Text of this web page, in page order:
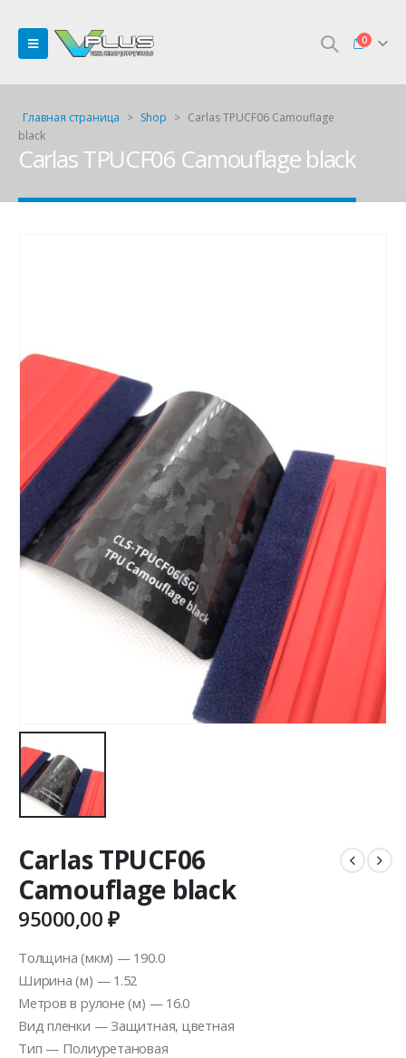
0
Главная страница > Shop > Carlas TPUCF06 Camouflage
black
Carlas TPUCF06 Camouflage black
Carlas TPUCF06
Camouflage black
95000,00₽
Толщина (мкм) — 190.0
Ширина (м) — 1.52
Метров в рулоне (м) — 16.0
Вид пленки — Защитная, цветная
Тип — Полиуретановая